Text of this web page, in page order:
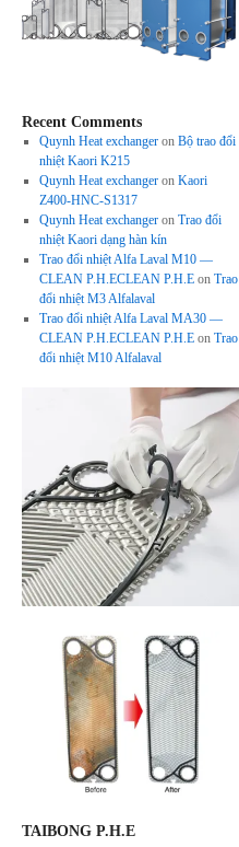
Recent Comments
Quynh Heat exchangeron Bộ trao đổi
nhiệt Kaori K215
Quynh Heat exchangeron Kaori
Z400-HNC-S1317
Quynh Heat exchangeron Trao đổi
nhiệt Kaori dạng hàn kín
Trao đổi nhiệt Alfa Laval M10 —
CLEAN P.H.ECLEAN P.H.Eon Trao
đổi nhiệt M3 Alfalaval
Trao đổi nhiệt Alfa Laval MA30 —
CLEAN P.H.ECLEAN P.H.Eon Trao
đổi nhiệt M10 Alfalaval
TAIBONG P.H.E